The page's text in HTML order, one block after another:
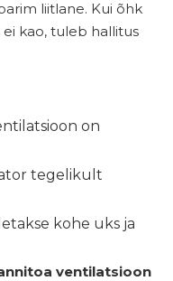
liitlane. Kui õhk
ei kao, tuleb hallitus
on
tegelikult
kohe uks ja
ventilatsioon